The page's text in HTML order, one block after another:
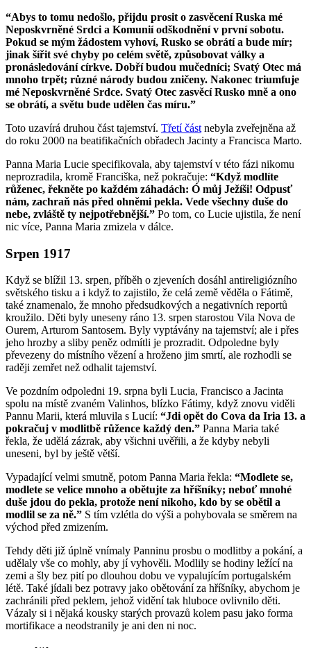
“Abys to tomu nedošlo, přijdu prosit o zasvěcení Ruska mé
Neposkvrněné Srdci a Komunií odškodnění v první sobotu.
Pokud se mým žádostem vyhoví, Rusko se obrátí a bude mír;
jinak šířit své chyby po celém světě, způsobovat války a
pronásledování církve. Dobří budou mučedníci; Svatý Otec má
mnoho trpět; různé národy budou zničeny. Nakonec triumfuje
mé Neposkvrněné Srdce. Svatý Otec zasvěcí Rusko mně a ono
se obrátí, a světu bude udělen čas míru.”
Toto uzavírá druhou část tajemství. Třetí část nebyla zveřejněna až
do roku 2000 na beatifikačních obřadech Jacinty a Francisca Marto.
Panna Maria Lucie specifikovala, aby tajemství v této fázi nikomu
neprozradila, kromě Franciška, než pokračuje: “Když modlíte
růženec, řekněte po každém záhadách: Ó můj Ježíši! Odpusť
nám, zachraň nás před ohněmi pekla. Vede všechny duše do
nebe, zvláště ty nejpotřebnější.” Po tom, co Lucie ujistila, že není
nic více, Panna Maria zmizela v dálce.
Srpen 1917
Když se blížil 13. srpen, příběh o zjeveních dosáhl antireligiózního
světského tisku a i když to zajistilo, že celá země věděla o Fátimě,
také znamenalo, že mnoho předsudkových a negativních reportů
kroužilo. Děti byly uneseny ráno 13. srpen starostou Vila Nova de
Ourem, Arturom Santosem. Byly vyptávány na tajemství; ale i přes
jeho hrozby a sliby peněz odmítli je prozradit. Odpoledne byly
převezeny do místního vězení a hroženo jim smrtí, ale rozhodli se
raději zemřet než odhalit tajemství.
Ve pozdním odpoledni 19. srpna byli Lucia, Francisco a Jacinta
spolu na místě zvaném Valinhos, blízko Fátimy, když znovu viděli
Pannu Marii, která mluvila s Lucií: “Jdi opět do Cova da Iria 13. a
pokračuj v modlitbě růžence každý den.” Panna Maria také
řekla, že udělá zázrak, aby všichni uvěřili, a že kdyby nebyli
uneseni, byl by ještě větší.
Vypadající velmi smutně, potom Panna Maria řekla: “Modlete se,
modlete se velice mnoho a obětujte za hříšníky; neboť mnohé
duše jdou do pekla, protože není nikoho, kdo by se obětil a
modlil se za ně.” S tím vzlétla do výši a pohybovala se směrem na
východ před zmizením.
Tehdy děti již úplně vnímaly Panninu prosbu o modlitby a pokání, a
udělaly vše co mohly, aby jí vyhověli. Modlily se hodiny ležící na
zemi a šly bez pití po dlouhou dobu ve vypalujícím portugalském
létě. Také jídali bez potravy jako obětování za hříšníky, abychom je
zachránili před peklem, jehož vidění tak hluboce ovlivnilo děti.
Vázaly si i nějaká kousky starých provazů kolem pasu jako forma
mortifikace a neodstranily je ani den ni noc.